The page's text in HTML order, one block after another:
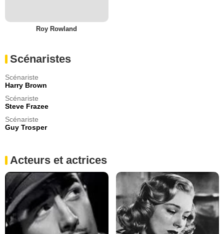
Roy Rowland
Scénaristes
Scénariste
Harry Brown
Scénariste
Steve Frazee
Scénariste
Guy Trosper
Acteurs et actrices